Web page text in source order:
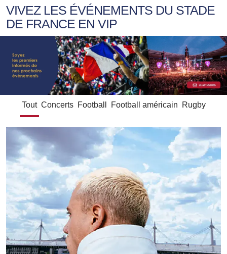
VIVEZ LES ÉVÉNEMENTS DU STADE
DE FRANCE EN VIP
Tout Concerts Football Football américain Rugby